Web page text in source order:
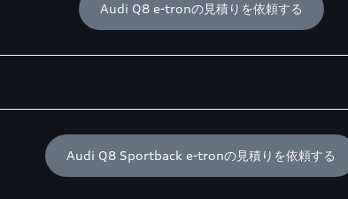
Audi Q8 e-tronの見積りを依頼する
Audi Q8 Sportback e-tronの見積りを依頼する